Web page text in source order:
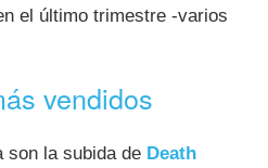
el último trimestre -varios
vendidos
son la subida de Death